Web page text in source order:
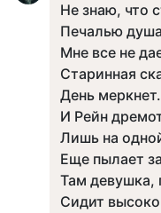
Не знаю, что
Печалью
Мне все не
Старинная
День
И Рейн
Лишь на
Еще пылает
Там девушка,
Сидит